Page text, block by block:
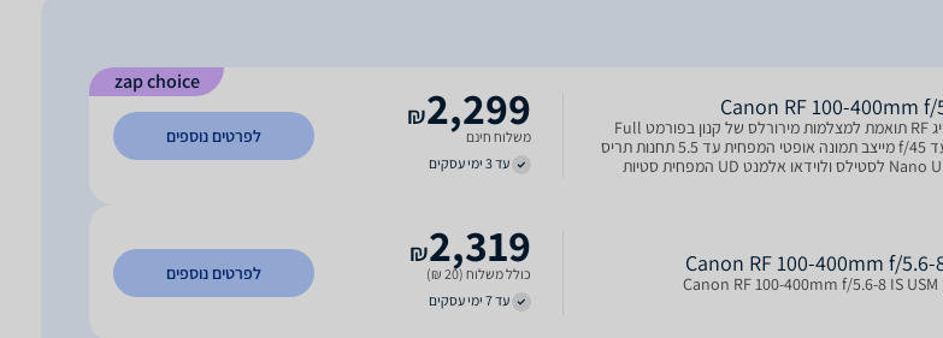
zap choice
עדשה טלה-זום קלה בתבריג RF תואמת למצלמות מירורלס של קנון בפורמט Full
Frame טווחי צמצם f/5.6 עד f/45 מייצב תמונה אופטי המפחית עד 5.5 תחנות תריס
מנוע מיקוד מהיר ושקט Nano USM לסטילס ולוידאו אלמנט UD המפחית סטיות
2,299
₪
משלוח חינם
עד 3 ימי עסקים
לפרטים נוספים
2,319
₪
כולל משלוח (20 ₪)
עד 7 ימי עסקים
לפרטים נוספים